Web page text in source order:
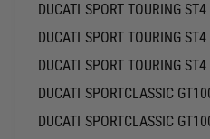
DUCATI SPORT TOURING ST4
DUCATI SPORT TOURING
DUCATI SPORT TOURING
DUCATI SPORTCLASSIC
DUCATI SPORTCLASSIC